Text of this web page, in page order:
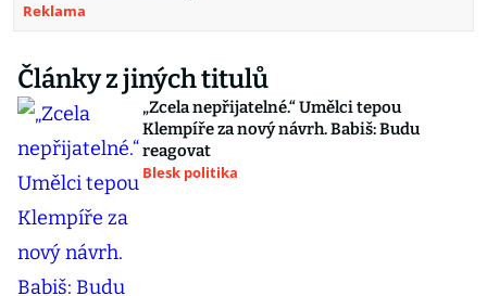
Reklama
Články z jiných titulů
„Zcela nepřijatelné.“ Umělci tepou
Klempíře za nový návrh. Babiš: Budu
reagovat
Blesk politika